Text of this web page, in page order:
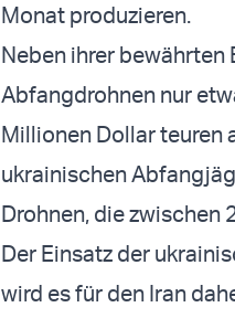
Monat produzieren.
Neben ihrer bewährten
Abfangdrohnen nur
Millionen Dollar teuren
ukrainischen
Drohnen, die zwischen
Der Einsatz der
wird es für den Iran